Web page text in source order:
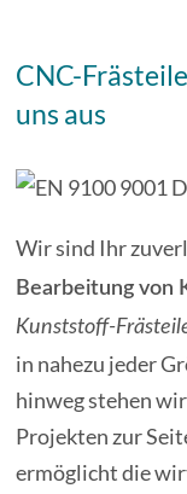
CNC-
uns aus
Wir sind Ihr
Bearbeitung von
Kunststoff-
in nahezu jeder
hinweg stehen
Projekten zur
ermöglicht die